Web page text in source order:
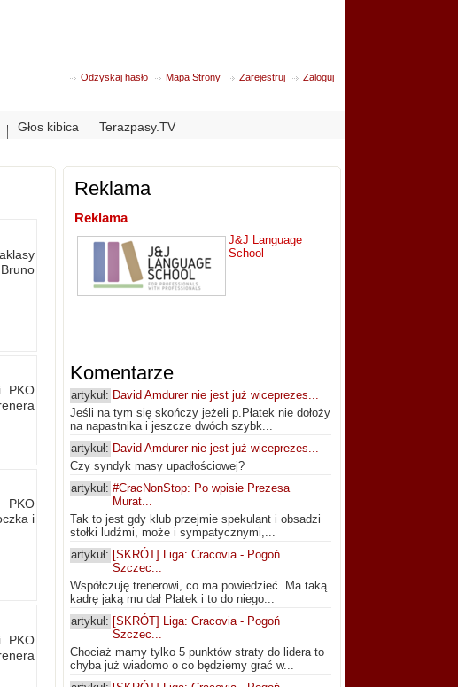
Odzyskaj hasło Mapa Strony Zarejestruj Zaloguj
Głos kibica Terazpasy.TV
PKO
PKO
i
PKO
Reklama
Reklama
J&J Language
School
Komentarze
artykuł: David Amdurer nie jest już wiceprezes...
Jeśli na tym się skończy jeżeli p.Płatek nie dołoży
na napastnika i jeszcze dwóch szybk...
artykuł: David Amdurer nie jest już wiceprezes...
Czy syndyk masy upadłościowej?
artykuł: #CracNonStop: Po wpisie Prezesa
Murat...
Tak to jest gdy klub przejmie spekulant i obsadzi
stołki ludźmi, może i sympatycznymi,...
artykuł: [SKRÓT] Liga: Cracovia - Pogoń
Szczec...
Współczuję trenerowi, co ma powiedzieć. Ma taką
kadrę jaką mu dał Płatek i to do niego...
artykuł: [SKRÓT] Liga: Cracovia - Pogoń
Szczec...
Chociaż mamy tylko 5 punktów straty do lidera to
chyba już wiadomo o co będziemy grać w...